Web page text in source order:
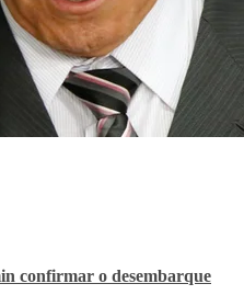
confirmar o desembarque